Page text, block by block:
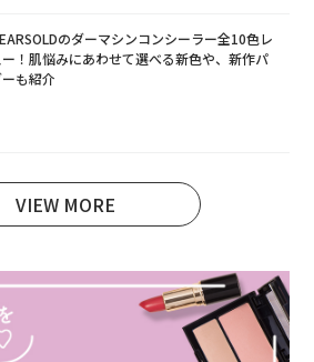
のダーマシンコンシーラー全10色レ
ー！肌悩みにあわせて選べる新色や、新作パ
も紹介
VIEW MORE